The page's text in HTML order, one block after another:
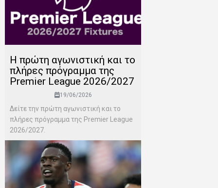
H πρώτη αγωνιστική και το
πλήρες πρόγραμμα της
Premier League 2026/2027
19/06/2026
Δείτε την πρώτη αγωνιστική και το
πλήρες πρόγραμμα της Premier League
2026/2027.